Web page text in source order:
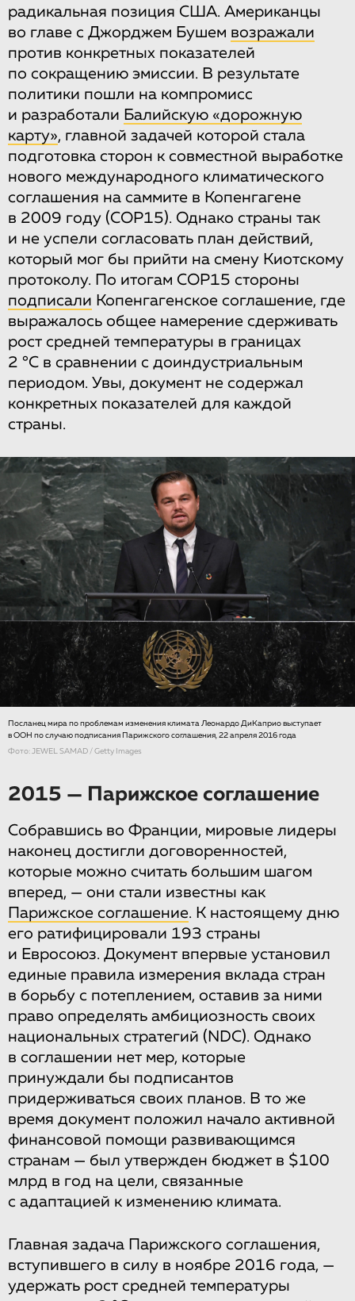
радикальная позиция США. Американцы
во главе с Джорджем Бушем возражали
против конкретных показателей
по сокращению эмиссии. В результате
политики пошли на компромисс
и разработали Балийскую «дорожную
карту», главной задачей которой стала
подготовка сторон к совместной выработке
нового международного климатического
соглашения на саммите в Копенгагене
в 2009 году (COP15). Однако страны так
и не успели согласовать план действий,
который мог бы прийти на смену Киотскому
протоколу. По итогам COP15 стороны
подписали Копенгагенское соглашение, где
выражалось общее намерение сдерживать
рост средней температуры в границах
2 °C в сравнении с доиндустриальным
периодом. Увы, документ не содержал
конкретных показателей для каждой
страны.
Посланец мира по проблемам изменения климата Леонардо ДиКаприо выступает
в ООН по случаю подписания Парижского соглашения, 22 апреля 2016 года
Фото: JEWEL SAMAD / Getty Images
2015 — Парижское соглашение
Собравшись во Франции, мировые лидеры
наконец достигли договоренностей,
которые можно считать большим шагом
вперед, — они стали известны как
Парижское соглашение. К настоящему дню
его ратифицировали 193 страны
и Евросоюз. Документ впервые установил
единые правила измерения вклада стран
в борьбу с потеплением, оставив за ними
право определять амбициозность своих
национальных стратегий (NDC). Однако
в соглашении нет мер, которые
принуждали бы подписантов
придерживаться своих планов. В то же
время документ положил начало активной
финансовой помощи развивающимся
странам — был утвержден бюджет в $100
млрд в год на цели, связанные
с адаптацией к изменению климата.
Главная задача Парижского соглашения,
вступившего в силу в ноябре 2016 года, —
удержать рост средней температуры